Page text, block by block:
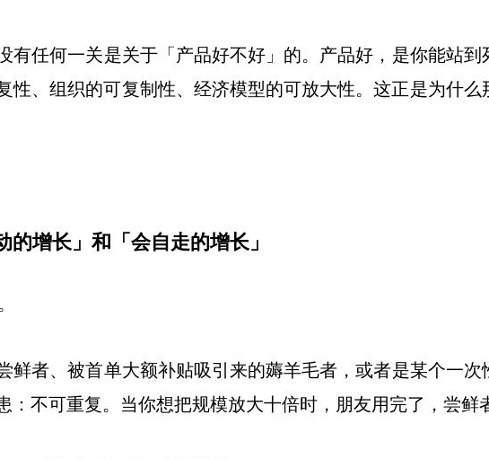
有任何一关是关于「产品好不好」的。产品好，是你能站
、组织的可复制性、经济模型的可放大性。这正是为什
增长」和「会自走的增长」
者、被首单大额补贴吸引来的薅羊毛者，或者是某个一次
不可重复。当你想把规模放大十倍时，朋友用完了，尝鲜